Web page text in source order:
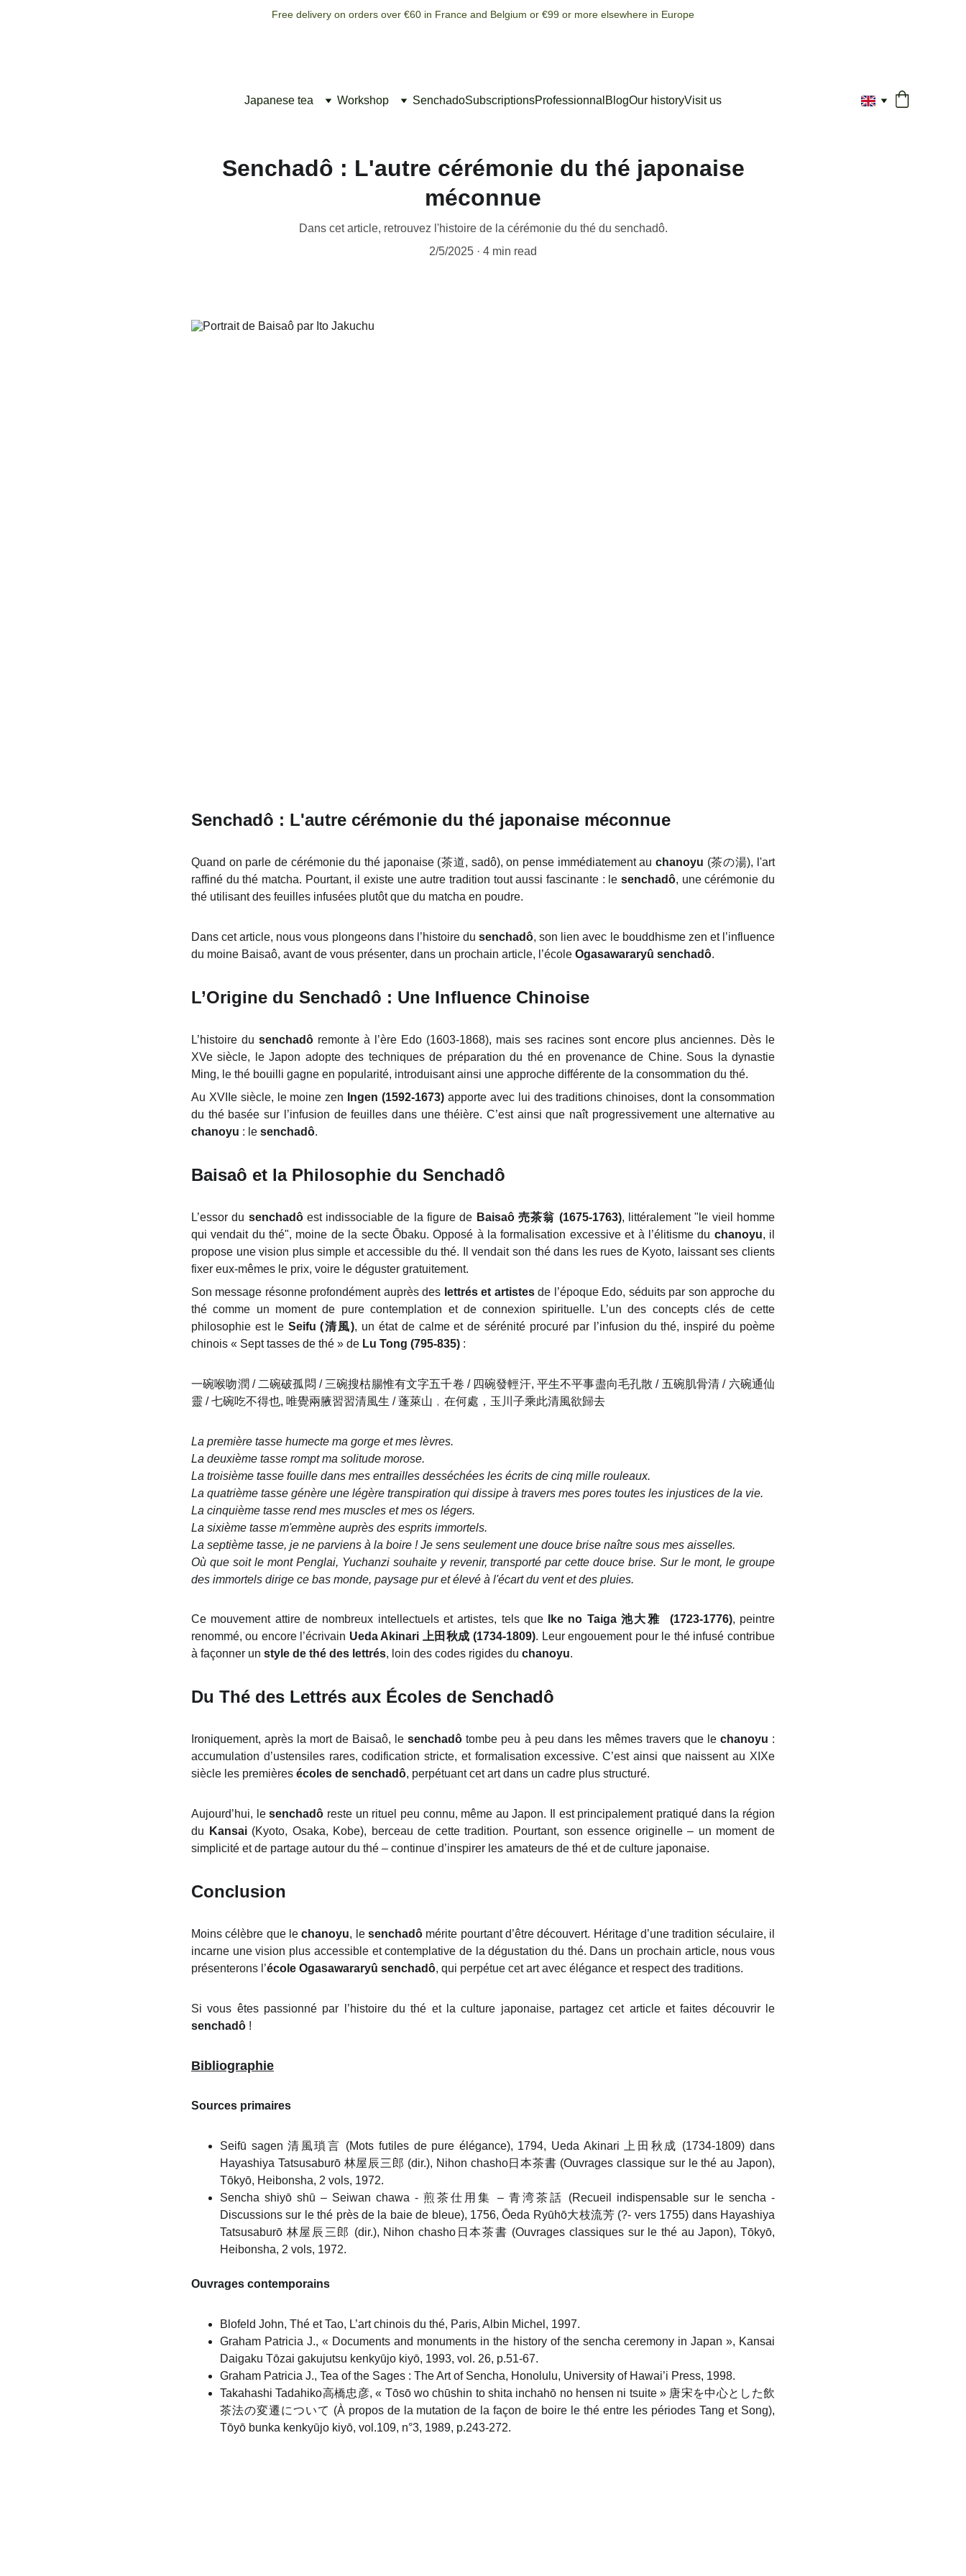
Free delivery on orders over €60 in France and Belgium or €99 or more elsewhere in Europe
Japanese tea Workshop SenchadoSubscriptionsProfessionnal BlogOur historyVisit us
Senchadô : L'autre cérémonie du thé japonaise
méconnue
Dans cet article, retrouvez l'histoire de la cérémonie du thé du senchadô.
2/5/2025
4 min read
Senchadô : L'autre cérémonie du thé japonaise méconnue
Quand on parle de cérémonie du thé japonaise (茶道, sadô), on pense immédiatement auchanoyu (茶の湯), l'art
raffiné du thé matcha. Pourtant, il existe une autre tradition tout aussi fascinante : le senchadô, une cérémonie du
thé utilisant des feuilles infusées plutôt que du matcha en poudre.
Dans cet article, nous vous plongeons dans l’histoire dusenchadô, son lien avec le bouddhisme zen et l’influence
du moine Baisaô, avant de vous présenter, dans un prochain article, l’école Ogasawararyû senchadô.
L’Origine du Senchadô : Une Influence Chinoise
L’histoire du senchadôremonte à l’ère Edo (1603-1868), mais ses racines sont encore plus anciennes. Dès le
XVe siècle, le Japon adopte des techniques de préparation du thé en provenance de Chine. Sous la dynastie
Ming, le thé bouilli gagne en popularité, introduisant ainsi une approche différente de la consommation du thé.
Au XVIIe siècle, le moine zen
Ingen (1592-1673) apporte avec lui des traditions chinoises, dont la consommation
du thé basée sur l’infusion de feuilles dans une théière. C’est ainsi que naît progressivement une alternative au
chanoyu : le senchadô.
Baisaô et la Philosophie du Senchadô
L’essor du senchadôest indissociable de la figure de Baisaô 売茶翁 (1675-1763), littéralement "le vieil homme
qui vendait du thé", moine de la secte Ōbaku. Opposé à la formalisation excessive et à l’élitisme du chanoyu, il
propose une vision plus simple et accessible du thé. Il vendait son thé dans les rues de Kyoto, laissant ses clients
fixer eux-mêmes le prix, voire le déguster gratuitement.
Son message résonne profondément auprès des lettrés et artistesde l’époque Edo, séduits par son approche du
thé comme un moment de pure contemplation et de connexion spirituelle. L’un des concepts clés de cette
philosophie est le Seifu (清風), un état de calme et de sérénité procuré par l’infusion du thé, inspiré du poème
chinois « Sept tasses de thé » de Lu Tong (795-835):
一碗喉吻潤 / 二碗破孤悶 / 三碗搜枯腸惟有文字五千卷 / 四碗發輕汗, 平生不平事盡向毛孔散 / 五碗肌骨清 / 六碗通仙
靈 / 七碗吃不得也, 唯覺兩腋習習清風生 / 蓬萊山﹐在何處，玉川子乘此清風欲歸去
La première tasse humecte ma gorge et mes lèvres.
La deuxième tasse rompt ma solitude morose.
La troisième tasse fouille dans mes entrailles desséchées les écrits de cinq mille rouleaux.
La quatrième tasse génère une légère transpiration qui dissipe à travers mes pores toutes les injustices de la vie.
La cinquième tasse rend mes muscles et mes os légers.
La sixième tasse m'emmène auprès des esprits immortels.
La septième tasse, je ne parviens à la boire ! Je sens seulement une douce brise naître sous mes aisselles.
Où que soit le mont Penglai, Yuchanzi souhaite y revenir, transporté par cette douce brise. Sur le mont, le groupe
des immortels dirige ce bas monde, paysage pur et élevé à l'écart du vent et des pluies.
Ce mouvement attire de nombreux intellectuels et artistes, tels que Ike no Taiga池大雅 (1723-1776), peintre
renommé, ou encore l’écrivain Ueda Akinari 上田秋成 (1734-1809). Leur engouement pour le thé infusé contribue
à façonner un style de thé des lettrés, loin des codes rigides du chanoyu.
Du Thé des Lettrés aux Écoles de Senchadô
Ironiquement, après la mort de Baisaô, lesenchadô tombe peu à peu dans les mêmes travers que le chanoyu :
accumulation d’ustensiles rares, codification stricte, et formalisation excessive. C’est ainsi que naissent au XIXe
siècle les premières écoles de senchadô, perpétuant cet art dans un cadre plus structuré.
Aujourd’hui, lesenchadô reste un rituel peu connu, même au Japon. Il est principalement pratiqué dans la région
du
Kansai(Kyoto, Osaka, Kobe), berceau de cette tradition. Pourtant, son essence originelle – un moment de
simplicité et de partage autour du thé – continue d’inspirer les amateurs de thé et de culture japonaise.
Conclusion
Moins célèbre que lechanoyu, le senchadô mérite pourtant d’être découvert. Héritage d’une tradition séculaire, il
incarne une vision plus accessible et contemplative de la dégustation du thé. Dans un prochain article, nous vous
présenterons l’école Ogasawararyû senchadô, qui perpétue cet art avec élégance et respect des traditions.
Si vous êtes passionné par l’histoire du thé et la culture japonaise, partagez cet article et faites découvrir le
senchadô!
Bibliographie
Sources primaires
Seifū sagen 清風瑣言 (Mots futiles de pure élégance), 1794, Ueda Akinari 上田秋成 (1734-1809) dans
Hayashiya Tatsusaburō 林屋辰三郎 (dir.), Nihon chasho日本茶書 (Ouvrages classique sur le thé au Japon),
Tōkyō, Heibonsha, 2 vols, 1972.
Sencha shiyō shū – Seiwan chawa - 煎茶仕用集 – 青湾茶話 (Recueil indispensable sur le sencha -
Discussions sur le thé près de la baie de bleue), 1756, Ōeda Ryūhō大枝流芳 (?- vers 1755) dans Hayashiya
Tatsusaburō 林屋辰三郎 (dir.), Nihon chasho日本茶書 (Ouvrages classiques sur le thé au Japon), Tōkyō,
Heibonsha, 2 vols, 1972.
Ouvrages contemporains
Blofeld John, Thé et Tao, L’art chinois du thé, Paris, Albin Michel, 1997.
Graham Patricia J., « Documents and monuments in the history of the sencha ceremony in Japan », Kansai
Daigaku Tōzai gakujutsu kenkyūjo kiyō, 1993, vol. 26, p.51-67.
Graham Patricia J., Tea of the Sages : The Art of Sencha, Honolulu, University of Hawai’i Press, 1998.
Takahashi Tadahiko高橋忠彦, « Tōsō wo chūshin to shita inchahō no hensen ni tsuite » 唐宋を中心とした飲
茶法の変遷について (À propos de la mutation de la façon de boire le thé entre les périodes Tang et Song),
Tōyō bunka kenkyūjo kiyō, vol.109, n°3, 1989, p.243-272.